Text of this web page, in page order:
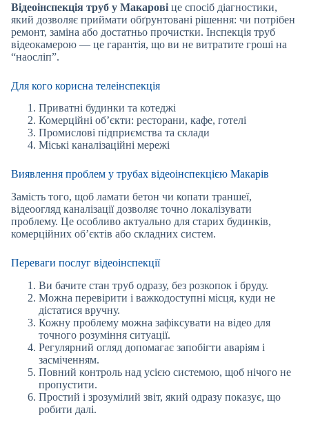
Відеоінспекція труб у Макарові це спосіб діагностики,
який дозволяє приймати обґрунтовані рішення: чи потрібен
ремонт, заміна або достатньо прочистки. Інспекція труб
відеокамерою — це гарантія, що ви не витратите гроші на
“наосліп”.
Для кого корисна телеінспекція
Приватні будинки та котеджі
Комерційні об’єкти: ресторани, кафе, готелі
Промислові підприємства та склади
Міські каналізаційні мережі
Виявлення проблем у трубах відеоінспекцією Макарів
Замість того, щоб ламати бетон чи копати траншеї,
відеоогляд каналізації дозволяє точно локалізувати
проблему. Це особливо актуально для старих будинків,
комерційних об’єктів або складних систем.
Переваги послуг відеоінспекції
Ви бачите стан труб одразу, без розкопок і бруду.
Можна перевірити і важкодоступні місця, куди не
дістатися вручну.
Кожну проблему можна зафіксувати на відео для
точного розуміння ситуації.
Регулярний огляд допомагає запобігти аваріям і
засміченням.
Повний контроль над усією системою, щоб нічого не
пропустити.
Простий і зрозумілий звіт, який одразу показує, що
робити далі.